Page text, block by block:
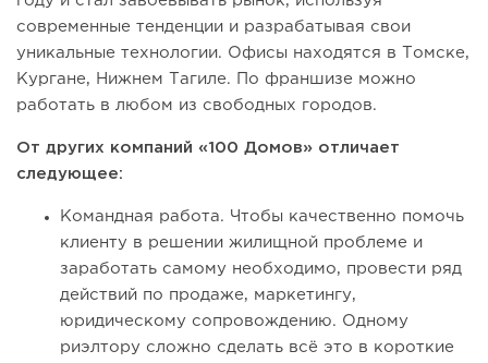
современные тенденции и разрабатывая свои
уникальные технологии. Офисы находятся в Томске,
Кургане, Нижнем Тагиле. По франшизе можно
работать в любом из свободных городов.
От других компаний «100 Домов» отличает
следующее:
Командная работа. Чтобы качественно помочь
клиенту в решении жилищной проблеме и
заработать самому необходимо, провести ряд
действий по продаже, маркетингу,
юридическому сопровождению. Одному
риэлтору сложно сделать всё это в короткие